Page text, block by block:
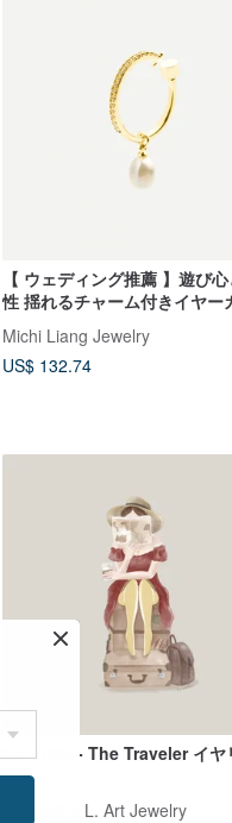
【 ウェディング推薦 】遊び
性 揺れるチャーム付きイヤー
Riley ear cuff 片耳
Michi Liang Jewelry
US$ 132.74
ME TIME - The Traveler イヤ
Samantha L. Art Jewelry